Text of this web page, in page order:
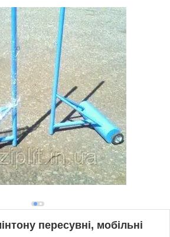
пересувні, мобільні